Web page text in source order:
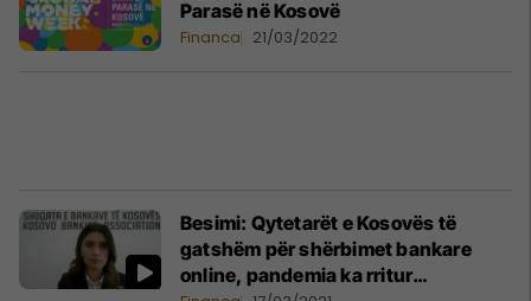
Parasë në Kosovë
Financa 21/03/2022
Besimi: Qytetarët e Kosovës të
gatshëm për shërbimet bankare
online, pandemia ka rritur